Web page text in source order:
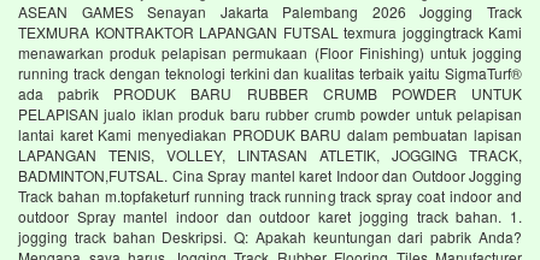
ASEAN GAMES Senayan Jakarta Palembang 2026 Jogging Track
TEXMURA KONTRAKTOR LAPANGAN FUTSAL texmura joggingtrack Kami
menawarkan produk pelapisan permukaan (Floor Finishing) untuk jogging
running track dengan teknologi terkini dan kualitas terbaik yaitu SigmaTurf®
ada pabrik PRODUK BARU RUBBER CRUMB POWDER UNTUK
PELAPISAN jualo iklan produk baru rubber crumb powder untuk pelapisan
lantai karet Kami menyediakan PRODUK BARU dalam pembuatan lapisan
LAPANGAN TENIS, VOLLEY, LINTASAN ATLETIK, JOGGING TRACK,
BADMINTON,FUTSAL. Cina Spray mantel karet Indoor dan Outdoor Jogging
Track bahan m.topfaketurf running track running track spray coat indoor and
outdoor Spray mantel indoor dan outdoor karet jogging track bahan. 1.
jogging track bahan Deskripsi. Q: Apakah keuntungan dari pabrik Anda?